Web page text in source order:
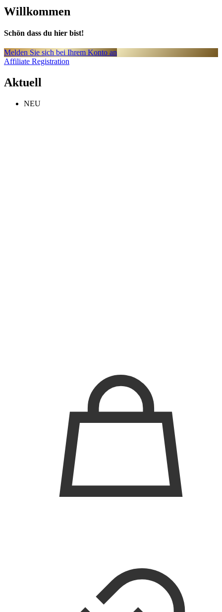
Willkommen
Schön dass du hier bist!
Melden Sie sich bei Ihrem Konto an
Affiliate Registration
Aktuell
NEU